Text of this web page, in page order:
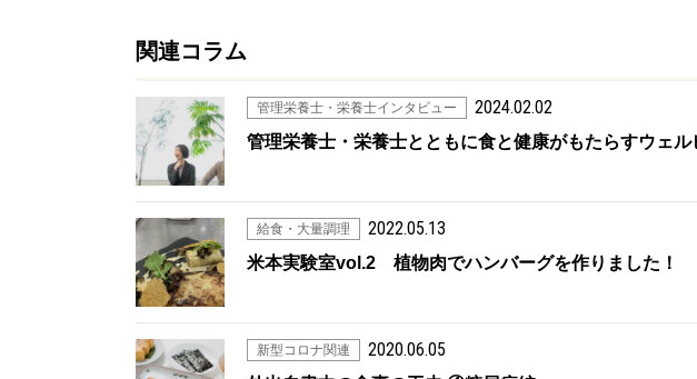
関連コラム
管理栄養士・栄養士インタビュー 2024.02.02
管理栄養士・栄養士とともに食と健康がもたらすウェ
給食・大量調理 2022.05.13
米本実験室vol.2 植物肉でハンバーグを作りました！
新型コロナ関連 2020.06.05